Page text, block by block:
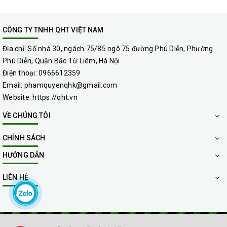
CÔNG TY TNHH QHT VIỆT NAM
Địa chỉ: Số nhà 30, ngách 75/85 ngõ 75 đường Phú Diễn, Phường
Phú Diễn, Quận Bắc Từ Liêm, Hà Nội
Điện thoại: 0966612359
Email: phamquyenqhk@gmail.com
Website: https://qht.vn
VỀ CHÚNG TÔI
CHÍNH SÁCH
HƯỚNG DẪN
LIÊN HỆ